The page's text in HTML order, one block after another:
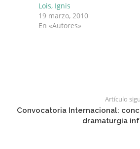
Lois, Ignis
19 marzo, 2010
En «Autores»
Artículo
Convocatoria Internacional:
dramaturgia